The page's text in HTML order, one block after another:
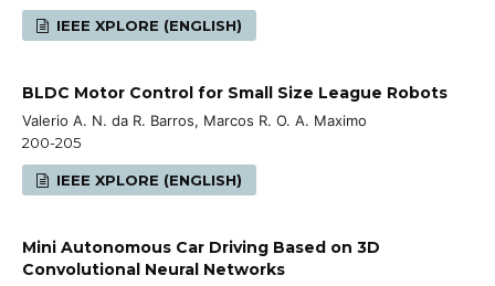
IEEE XPLORE (ENGLISH)
BLDC Motor Control for Small Size League Robots
Valerio A. N. da R. Barros, Marcos R. O. A. Maximo
200-205
IEEE XPLORE (ENGLISH)
Mini Autonomous Car Driving Based on 3D
Convolutional Neural Networks